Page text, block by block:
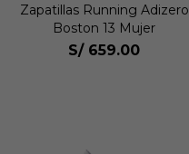
Zapatillas Running Adizero
Boston 13 Mujer
S/ 659.00